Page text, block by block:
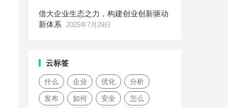
借大企业生态之力，构建创业创新驱动
新体系
2025年7月29日
云标签
什么 企业 优化 分析
发布 如何 安全 怎么